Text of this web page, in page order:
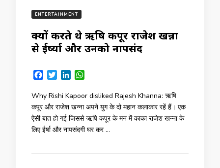
ENTERTAINMENT
क्यों करते थे ऋषि कपूर राजेश खन्ना
से ईर्ष्या और उनको नापसंद
Facebook
TwitterLinkedIn
Why Rishi Kapoor disliked Rajesh Khanna: ऋषि
कपूर और राजेश खन्ना अपने युग के दो महान कलाकार रहें हैं। एक
ऐसी बात हो गई जिससे ऋषि कपूर के मन में काका राजेश खन्ना के
लिए ईर्षा और नापसंदगी घर कर …